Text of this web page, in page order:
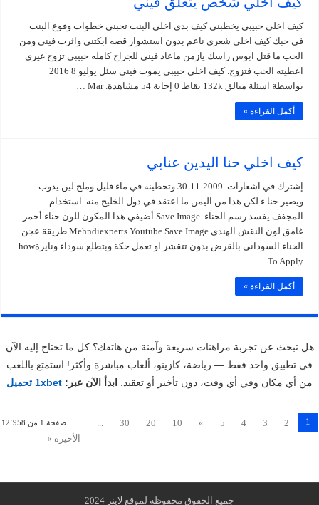
كيف اخلي حبيبي يخطبني كيف بدي اخلي البنت تحبني خطوات وقوع البنت
في حبك كيف اخلي شعري ناعم بدون استشوار قصه ابكتني واثرت فيني ومن
الحب ما قتل ابوس راسك يازمن ماعاد فيني للجراح كامله حبيبي تزوج غيري
اعطيته الحب فتزوج. كيف اخلي حبيبي يموت فيني سئل يوليو 8 2016
بواسطة اسئلة متالق 132k نقاط 0 إجابة 54 مشاهدة. Mar …
أكمل القراءة »
كيف اخلي حنا اليدين عنابي
إشترك في اشعارات. 2009-11-30 وتحطينه في ماء قليل وملح لين يذوب
ويصير حنا ء لكن هذا من اليمن ما اعتقد في دول الخليج منه. استخدام
المجفف يفسد رسم الحناء. Save Image أضيفي هذا المكون للون حناء أحمر
غامق لون النقش الهندي Mehndiexperts Youtube Save Image طريقة عجن
الحناء السوداني بالقرض بدون تتقشر او تعمل حكة وبتطلع سوداء ونايرةhow
To Apply …
أكمل القراءة »
هل تبحث عن تجربة مراهنات سريعة وآمنة من هاتفك؟ كل ما تحتاج إليه الآن
في تطبيق واحد فقط — رياضة، كازينو، ألعاب مباشرة وأكثر! استمتع باللعب
من أي مكان وفي أي وقت، دون تأخير أو تعقيد. ابدأ الآن عبر: 1xbet تحميل
صفحة 1 من 12٬958 1
2
3
4
5
»
10
20
30
...
الأخيرة »
جميع الحقوق محفوظة لموقع لاينز 2024